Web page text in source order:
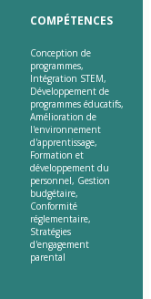
COMPÉTENCES
Conception de
programmes,
Intégration STEM,
Développement de
programmes éducatifs,
Amélioration de
l'environnement
d'apprentissage,
Formation et
développement du
personnel, Gestion
budgétaire,
Conformité
réglementaire,
Stratégies
d'engagement
parental